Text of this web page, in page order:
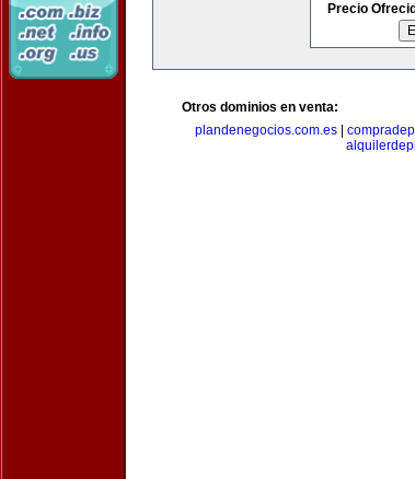
Precio
Otros dominios en venta:
plandenegocios.com.es|